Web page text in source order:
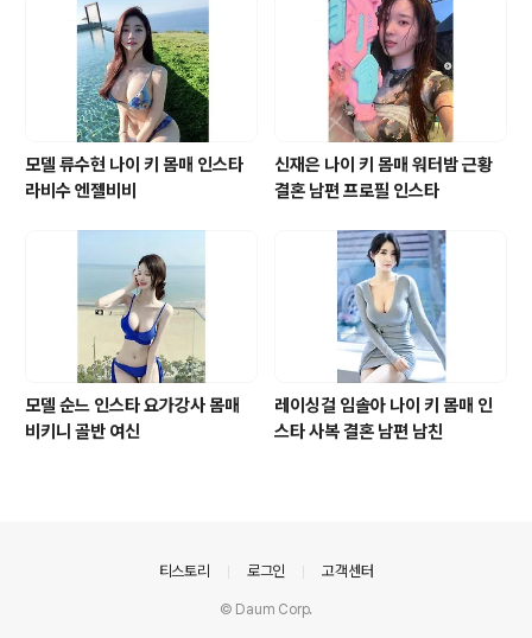
모델 류수현 나이 키 몸매 인스타
라비수 엔젤비비
신재은 나이 키 몸매 워터밤 근황
결혼 남편 프로필 인스타
모델 순느 인스타 요가강사 몸매
비키니 골반 여신
레이싱걸 임솔아 나이 키 몸매 인
스타 사복 결혼 남편 남친
티스토리 로그인 고객센터
© Daum Corp.